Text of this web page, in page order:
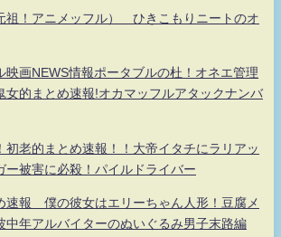
祖！アニメッフル） ひきこもりニートのオ
映画NEWS情報ポータブルの杜！オネエ管理
女的まとめ速報!オカマッフルアタックナンバ
初老的まとめ速報！！大帝イタチにラリアッ
ー被害に必殺！パイルドライバー
速報 僕の彼女はエリーちゃん人形！豆腐メ
中年アルバイターのぬいぐるみ男子末路編